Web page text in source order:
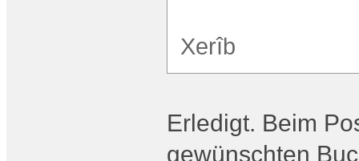
Xerîb
Erledigt. Beim
gewünschten